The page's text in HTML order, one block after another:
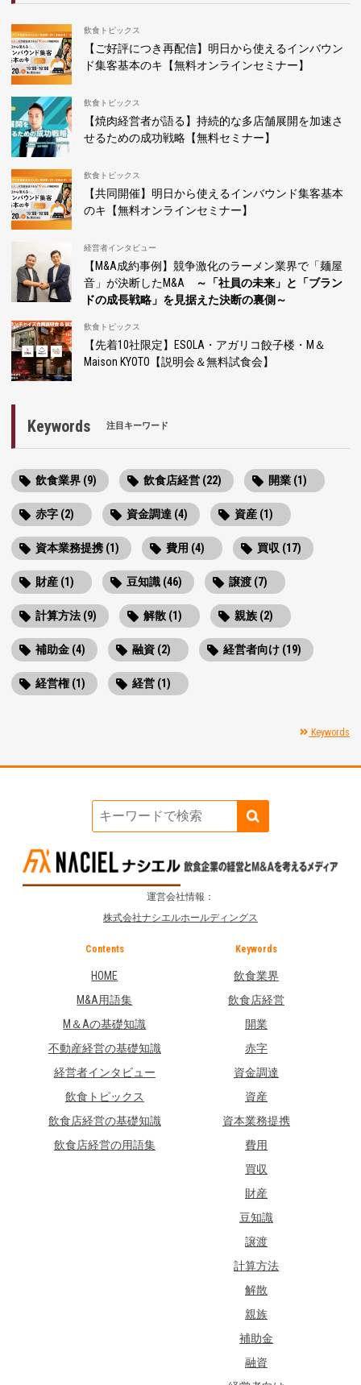
飲食トピックス
【ご好評につき再配信】明日から使えるインバウン
ド集客基本のキ【無料オンラインセミナー】
飲食トピックス
【焼肉経営者が語る】持続的な多店舗展開を加速さ
せるための成功戦略【無料セミナー】
飲食トピックス
【共同開催】明日から使えるインバウンド集客基本
のキ【無料オンラインセミナー】
経営者インタビュー
【M&A成約事例】競争激化のラーメン業界で「麺屋
音」が決断したM&A
～「社員の未来」と「ブラン
ドの成長戦略」を見据えた決断の裏側～
飲食トピックス
【先着10社限定】ESOLA・アガリコ餃子楼・M＆
Maison KYOTO【説明会＆無料試食会】
Keywords 注目キーワード
飲食業界 (9) 飲食店経営 (22) 開業 (1)
赤字 (2) 資金調達 (4) 資産 (1)
資本業務提携 (1) 費用 (4) 買収 (17)
財産 (1) 豆知識 (46) 譲渡 (7)
計算方法 (9) 解散 (1) 親族 (2)
補助金 (4) 融資 (2) 経営者向け (19)
経営権 (1) 経営 (1)
Keywords
運営会社情報：
株式会社ナシエルホールディングス
Contents
HOME
M&A用語集
M＆Aの基礎知識
不動産経営の基礎知識
経営者インタビュー
飲食トピックス
飲食店経営の基礎知識
飲食店経営の用語集
Keywords
飲食業界
飲食店経営
開業
赤字
資金調達
資産
資本業務提携
費用
買収
財産
豆知識
譲渡
計算方法
解散
親族
補助金
融資